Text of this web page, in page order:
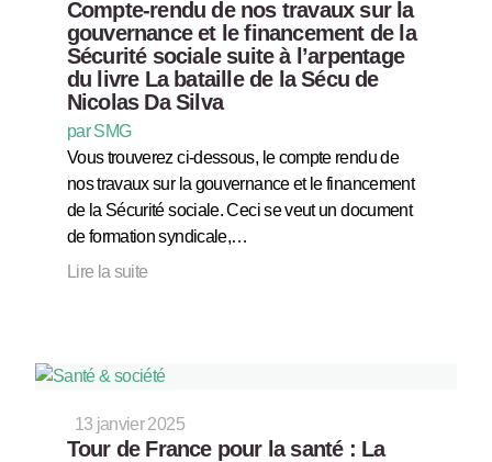
Compte-rendu de nos travaux sur la
gouvernance et le financement de la
Sécurité sociale suite à l’arpentage
du livre La bataille de la Sécu de
Nicolas Da Silva
par SMG
Vous trouverez ci-dessous, le compte rendu de
nos travaux sur la gouvernance et le financement
de la Sécurité sociale. Ceci se veut un document
de formation syndicale,…
Lire la suite
13 janvier 2025
Tour de France pour la santé : La